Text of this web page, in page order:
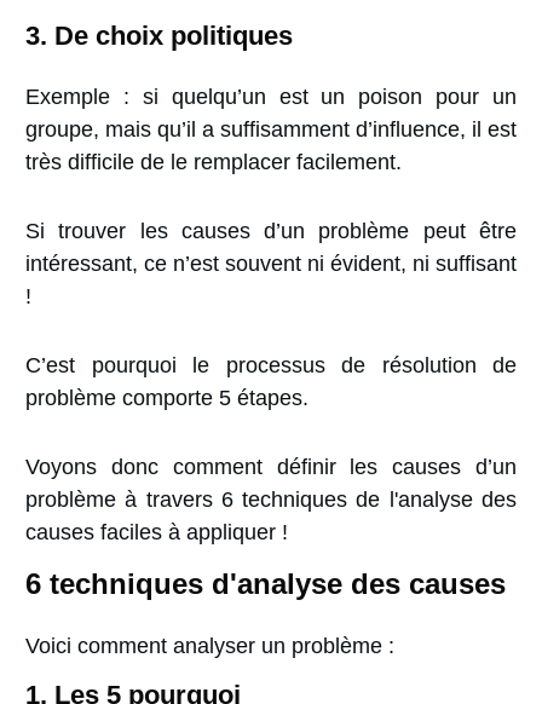
3. De choix politiques
Exemple : si quelqu’un est un poison pour un
groupe, mais qu’il a suffisamment d’influence, il est
très difficile de le remplacer facilement.
Si trouver les causes d’un problème peut être
intéressant, ce n’est souvent ni évident, ni suffisant
!
C’est pourquoi le processus de résolution
de
problème comporte 5 étapes.
Voyons donc comment définir les causes d’un
problème à travers 6 techniques de l'analyse des
causes faciles à appliquer !
6 techniques d'analyse des causes
Voici comment analyser un problème :
1. Les 5 pourquoi